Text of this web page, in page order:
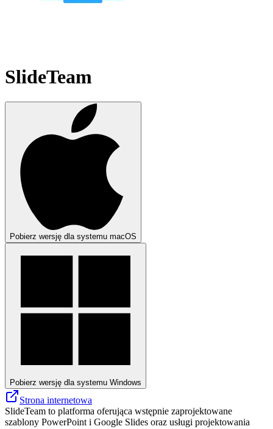
SlideTeam
Pobierz wersję dla systemu macOS
Pobierz wersję dla systemu Windows
Strona internetowa
SlideTeam to platforma oferująca wstępnie zaprojektowane
szablony PowerPoint i Google Slides oraz usługi projektowania